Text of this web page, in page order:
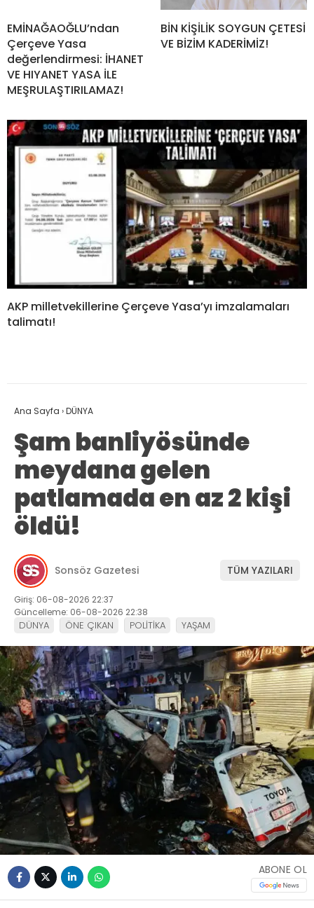
EMİNAĞAOĞLU’ndan
Çerçeve Yasa
değerlendirmesi: İHANET
VE HIYANET YASA İLE
MEŞRULAŞTIRILAMAZ!
BİN KİŞİLİK SOYGUN ÇETESİ
VE BİZİM KADERİMİZ!
AKP milletvekillerine Çerçeve Yasa’yı imzalamaları
talimatı!
Ana Sayfa ›DÜNYA
Şam banliyösünde
meydana gelen
patlamada en az 2 kişi
öldü!
Sonsöz Gazetesi TÜM YAZILARI
Giriş: 06-08-2026 22:37
Güncelleme: 06-08-2026 22:38
DÜNYA ÖNE ÇIKAN POLİTİKA YAŞAM
ABONE OL